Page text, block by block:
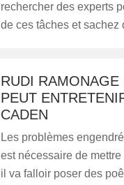
rechercher des experts
de ces tâches et sachez
RUDI
PEUT
CADEN
Les problèmes
est nécessaire de
il va falloir poser des